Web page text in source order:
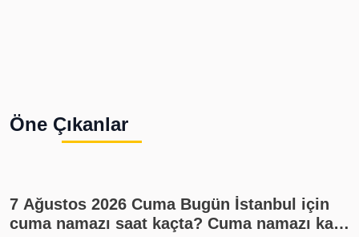
Öne Çıkanlar
7 Ağustos 2026 Cuma Bugün İstanbul için
cuma namazı saat kaçta? Cuma namazı kaç